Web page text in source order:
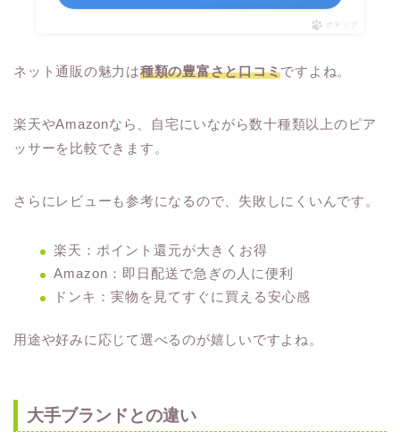
ポチップ
ネット通販の魅力は種類の豊富さと口コミですよね。
楽天やAmazonなら、自宅にいながら数十種類以上のピア
ッサーを比較できます。
さらにレビューも参考になるので、失敗しにくいんです。
楽天：ポイント還元が大きくお得
Amazon：即日配送で急ぎの人に便利
ドンキ：実物を見てすぐに買える安心感
用途や好みに応じて選べるのが嬉しいですよね。
大手ブランドとの違い